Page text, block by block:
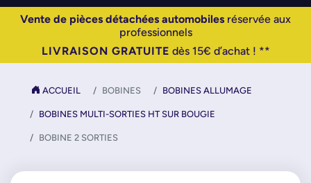
Vente de pièces détachées automobiles réservée aux
professionnels
LIVRAISON GRATUITE dès 15€ d’achat ! **
ACCUEIL BOBINES BOBINES ALLUMAGE
BOBINES MULTI-SORTIES HT SUR BOUGIE
BOBINE 2 SORTIES